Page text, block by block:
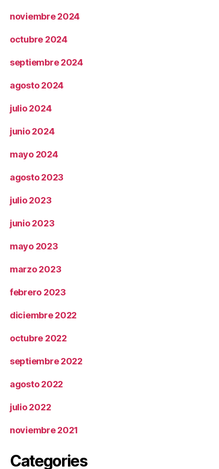
noviembre 2024
octubre 2024
septiembre 2024
agosto 2024
julio 2024
junio 2024
mayo 2024
agosto 2023
julio 2023
junio 2023
mayo 2023
marzo 2023
febrero 2023
diciembre 2022
octubre 2022
septiembre 2022
agosto 2022
julio 2022
noviembre 2021
Categories